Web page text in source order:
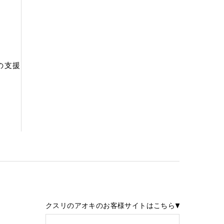
支援
クスリのアオキのお客様サイトはこちら